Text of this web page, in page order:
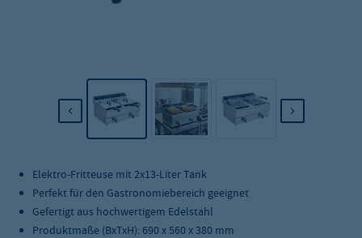
Elektro-Fritteuse mit 2x13-Liter Tank
Perfekt für den Gastronomiebereich geeignet
Gefertigt aus hochwertigem Edelstahl
Produktmaße (BxTxH): 690 x 560 x 380 mm